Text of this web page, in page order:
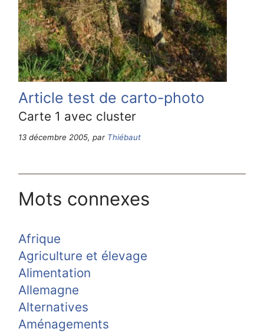
Article test de carto-photo
Carte 1 avec cluster
13 décembre 2005, par Thiébaut
Mots connexes
Afrique
Agriculture et élevage
Alimentation
Allemagne
Alternatives
Aménagements